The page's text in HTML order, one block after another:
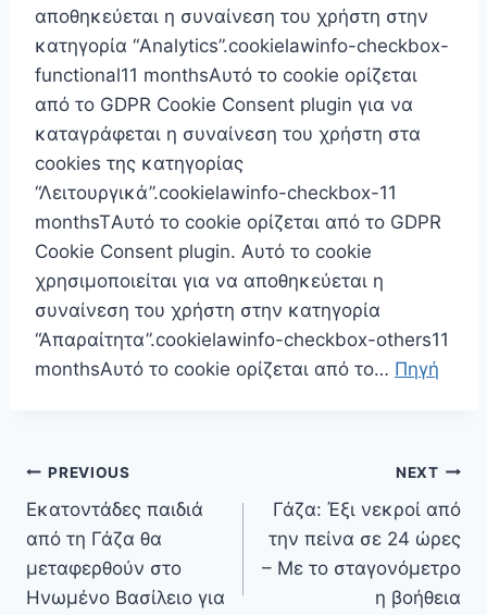
αποθηκεύεται η συναίνεση του χρήστη στην
κατηγορία “Analytics”.cookielawinfo-checkbox-
functional11 monthsΑυτό το cookie ορίζεται
από το GDPR Cookie Consent plugin για να
καταγράφεται η συναίνεση του χρήστη στα
cookies της κατηγορίας
“Λειτουργικά”.cookielawinfo-checkbox-11
monthsTΑυτό το cookie ορίζεται από το GDPR
Cookie Consent plugin. Αυτό το cookie
χρησιμοποιείται για να αποθηκεύεται η
συναίνεση του χρήστη στην κατηγορία
“Απαραίτητα”.cookielawinfo-checkbox-others11
monthsΑυτό το cookie ορίζεται από το… Πηγή
Πλοήγηση
άρθρων
PREVIOUS
Εκατοντάδες παιδιά
από τη Γάζα θα
μεταφερθούν στο
Ηνωμένο Βασίλειο για
NEXT
Γάζα: Έξι νεκροί από
την πείνα σε 24 ώρες
– Με το σταγονόμετρο
η βοήθεια